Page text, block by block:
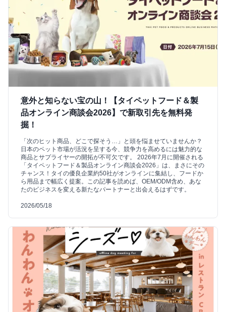
意外と知らない宝の山！【タイペットフード＆製
品オンライン商談会2026】で新取引先を無料発
掘！
「次のヒット商品、どこで探そう…」と頭を悩ませていませんか？
日本のペット市場が活況を呈する今、競争力を高めるには魅力的な
商品とサプライヤーの開拓が不可欠です。 2026年7月に開催される
「タイペットフード＆製品オンライン商談会2026」は、まさにその
チャンス！タイの優良企業約50社がオンラインに集結し、フードか
ら用品まで幅広く提案。この記事を読めば、OEM/ODM含め、あな
たのビジネスを変える新たなパートナーと出会えるはずです。
2026/05/18